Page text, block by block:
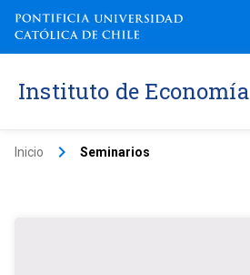
Instituto de Economía
Inicio keyboard_arrow_right Seminarios